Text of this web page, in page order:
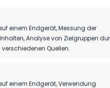
einem Endgerät, Messung der
Analyse von Zielgruppen
Quellen.
einem Endgerät, Verwendung